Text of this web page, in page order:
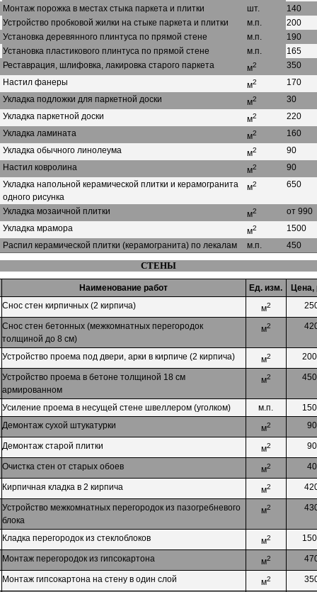
Монтаж порожка в местах стыка паркета и плитки шт.
140
Устройство пробковой жилки на стыке паркета и плитки м.п.
200
Установка деревянного плинтуса по прямой стене м.п.
190
Установка пластикового плинтуса по прямой стене м.п.
165
Реставрация, шлифовка, лакировка старого паркета м2
350
Настил фанеры м2
170
Укладка подложки для паркетной доски м2
30
Укладка паркетной доски м2
220
Укладка ламината м2
160
Укладка обычного линолеума м2
90
Настил ковролина м2
90
Укладка напольной керамической плитки и керамогранита
одного рисунка
м2 650
Укладка мозаичной плитки м2
от 990
Укладка мрамора м2
1500
Распил керамической плитки (керамогранита) по лекалам м.п. 450
СТЕНЫ
Наименование работ Ед. изм.
Цена,
Снос стен кирпичных (2 кирпича) м2
Снос стен бетонных (межкомнатных перегородок
толщиной до 8 см)
м2
Устройство проема под двери, арки в кирпиче (2 кирпича) м2
Устройство проема в бетоне толщиной 18 см
армированном
м2
Усиление проема в несущей стене швеллером (уголком) м.п.
Демонтаж сухой штукатурки м2 90
Демонтаж старой плитки м2 90
Очистка стен от старых обоев м2 40
Кирпичная кладка в 2 кирпича м2
Устройство межкомнатных перегородок из пазогребневого
блока
м2
Кладка перегородок из стеклоблоков м2
Монтаж перегородок из гипсокартона м2
Монтаж гипсокартона на стену в один слой м2